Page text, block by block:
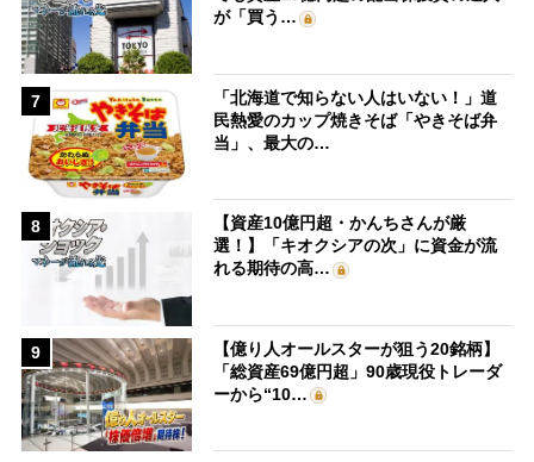
が「買う…
7
「北海道で知らない人はいない！」道
民熱愛のカップ焼きそば「やきそば弁
当」、最大の…
8
【資産10億円超・かんちさんが厳
選！】「キオクシアの次」に資金が流
れる期待の高…
9
【億り人オールスターが狙う20銘柄】
「総資産69億円超」90歳現役トレーダ
ーから“10…